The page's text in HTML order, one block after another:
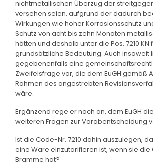
nichtmetallischen Überzug der
versehen seien, aufgrund der dadurch
Wirkungen wie hoher Korrosionsschutz
Schutz von acht bis zehn Monaten
hätten und deshalb unter die Pos. 7210 KN
grundsätzliche Bedeutung. Auch insoweit
gegebenenfalls eine
Zweifelsfrage vor, die dem EuGH gemäß
Rahmen des angestrebten
wäre.
Ergänzend rege er noch an, dem EuGH
weiteren Fragen zur Vorabentscheidung
Ist die Code-Nr. 7210 dahin auszulegen,
eine Ware einzutarifieren ist, wenn sie
Bramme hat?